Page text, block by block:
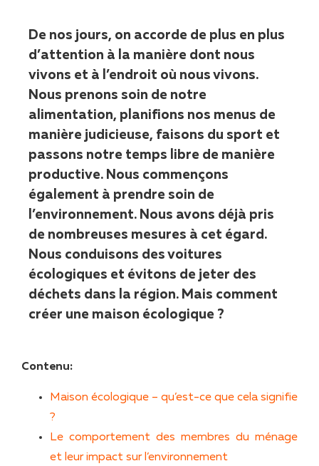
De nos jours, on accorde de plus en plus
d’attention à la manière dont nous
vivons et à l’endroit où nous vivons.
Nous prenons soin de notre
alimentation, planifions nos menus de
manière judicieuse, faisons du sport et
passons notre temps libre de manière
productive. Nous commençons
également à prendre soin de
l’environnement. Nous avons déjà pris
de nombreuses mesures à cet égard.
Nous conduisons des voitures
écologiques et évitons de jeter des
déchets dans la région. Mais comment
créer une maison écologique ?
Contenu:
Maison écologique – qu’est-ce que cela signifie
?
Le comportement des membres du ménage
et leur impact sur l’environnement